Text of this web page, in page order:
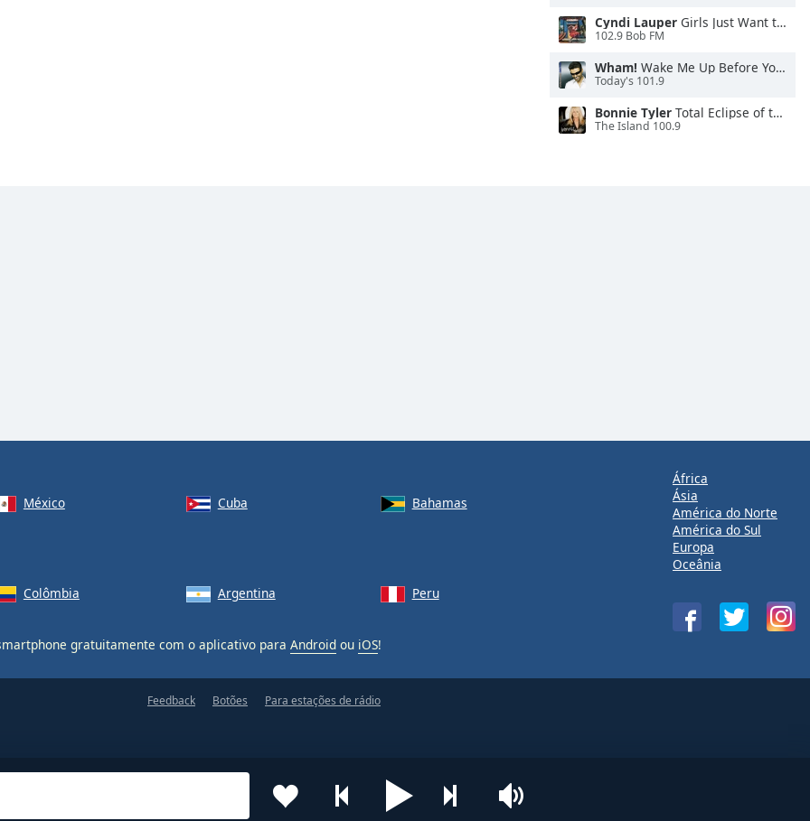
Cyndi Lauper Girls Just Want to Have Fun
102.9 Bob FM
Wham! Wake Me Up Before You Go-Go
Today's 101.9
Bonnie Tyler Total Eclipse of the Heart
The Island 100.9
México Cuba
Bahamas
Colômbia Argentina Peru
gratuitamente com o aplicativo para Android ou iOS!
África
Ásia
América do Norte
América do Sul
Europa
Oceânia
Feedback Botões Para estações de rádio